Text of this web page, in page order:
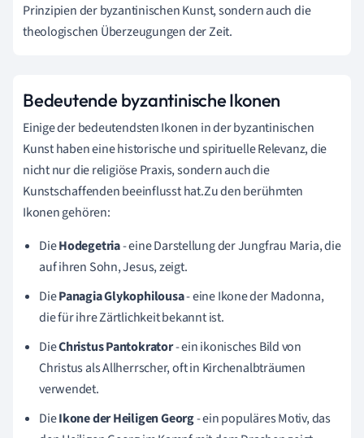
Prinzipien der byzantinischen Kunst, sondern auch die
theologischen Überzeugungen der Zeit.
Bedeutende byzantinische Ikonen
Einige der bedeutendsten Ikonen in der byzantinischen
Kunst haben eine historische und spirituelle Relevanz, die
nicht nur die religiöse Praxis, sondern auch die
Kunstschaffenden beeinflusst hat.Zu den berühmten
Ikonen gehören:
DieHodegetria- eine Darstellung der Jungfrau Maria, die
auf ihren Sohn, Jesus, zeigt.
DiePanagia Glykophilousa- eine Ikone der Madonna,
die für ihre Zärtlichkeit bekannt ist.
DieChristus Pantokrator- ein ikonisches Bild von
Christus als Allherrscher, oft in Kirchenalbträumen
verwendet.
DieIkone der Heiligen Georg- ein populäres Motiv, das